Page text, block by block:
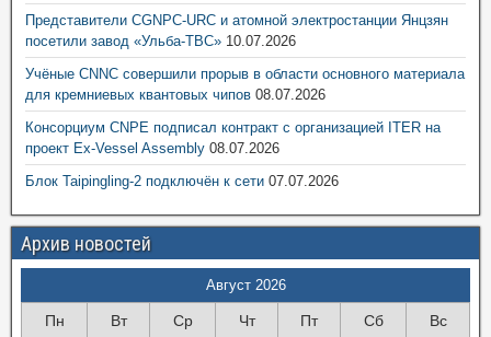
Представители CGNPC-URC и атомной электростанции Янцзян
посетили завод «Ульба-ТВС» 10.07.2026
Учёные CNNC совершили прорыв в области основного материала
для кремниевых квантовых чипов 08.07.2026
Консорциум CNPE подписал контракт с организацией ITER на
проект Ex-Vessel Assembly 08.07.2026
Блок Taipingling-2 подключён к сети 07.07.2026
Архив новостей
Август 2026
Пн Вт Ср Чт Пт Сб Вс